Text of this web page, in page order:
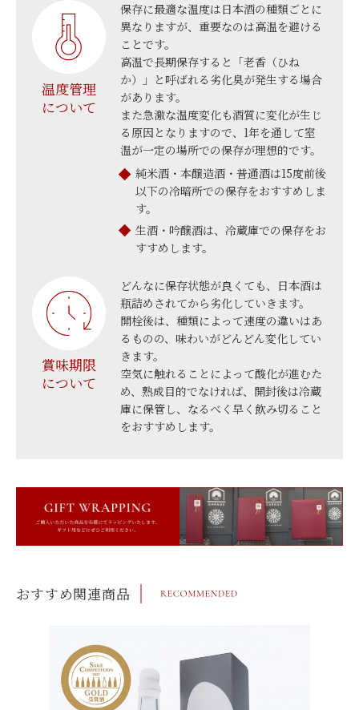
温度管理
について
保存に最適な温度は日本酒の種類ごとに
異なりますが、重要なのは高温を避ける
ことです。
高温で長期保存すると「老香（ひね
か）」と呼ばれる劣化臭が発生する場合
があります。
また急激な温度変化も酒質に変化が生じ
る原因となりますので、1年を通して室
温が一定の場所での保存が理想的です。
純米酒・本醸造酒・普通酒は15度前後
以下の冷暗所での保存をおすすめしま
す。
生酒・吟醸酒は、冷蔵庫での保存をお
すすめします。
賞味期限
について
どんなに保存状態が良くても、日本酒は
瓶詰めされてから劣化していきます。
開栓後は、種類によって速度の違いはあ
るものの、味わいがどんどん変化してい
きます。
空気に触れることによって酸化が進むた
め、熟成目的でなければ、開封後は冷蔵
庫に保管し、なるべく早く飲み切ること
をおすすめします。
おすすめ関連商品